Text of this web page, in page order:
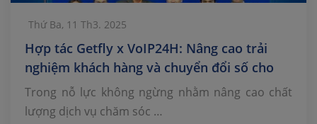
Thứ Ba, 11 Th3. 2025
Hợp tác Getfly x VoIP24H: Nâng cao trải
nghiệm khách hàng và chuyển đổi số cho
doanh nghiệp
Trong nỗ lực không ngừng nhằm nâng cao chất
lượng dịch vụ chăm sóc …